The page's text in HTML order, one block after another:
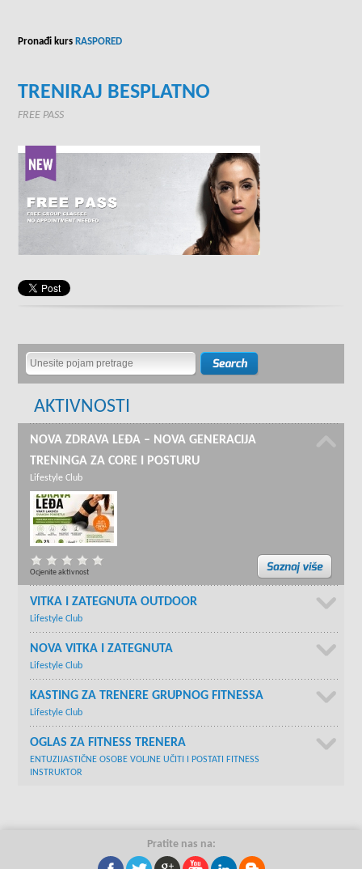
Pronađi kurs RASPORED
TRENIRAJ BESPLATNO
FREE PASS
AKTIVNOSTI
NOVA ZDRAVA LEĐA – NOVA GENERACIJA
TRENINGA ZA CORE I POSTURU
Lifestyle Club
Ocjenite aktivnost
VITKA I ZATEGNUTA OUTDOOR
Lifestyle Club
NOVA VITKA I ZATEGNUTA
Lifestyle Club
KASTING ZA TRENERE GRUPNOG FITNESSA
Lifestyle Club
OGLAS ZA FITNESS TRENERA
ENTUZIJASTIČNE OSOBE VOLJNE UČITI I POSTATI FITNESS
INSTRUKTOR
Pratite nas na: